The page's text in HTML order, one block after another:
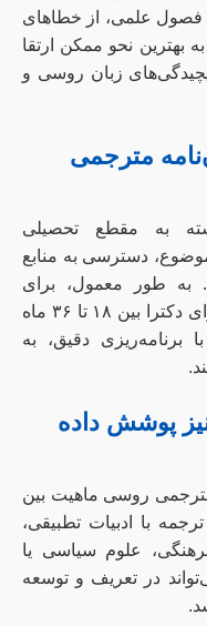
فصول علمی، از خطاهای
بهترین نحو ممکن ارتقا
زبان روسی و
مترجمی
به مقطع تحصیلی
دسترسی به منابع
به طور معمول، برای
کارشناسی ارشد بین ۶ تا ۱۲ ماه و برای دکترا بین ۱۸ تا ۳۶ ماه
برنامه‌ریزی دقیق، به
پوشش داده
مترجمی روسی ماهیت بین
با ادبیات تطبیقی،
علوم سیاسی یا
در تعریف و توسعه